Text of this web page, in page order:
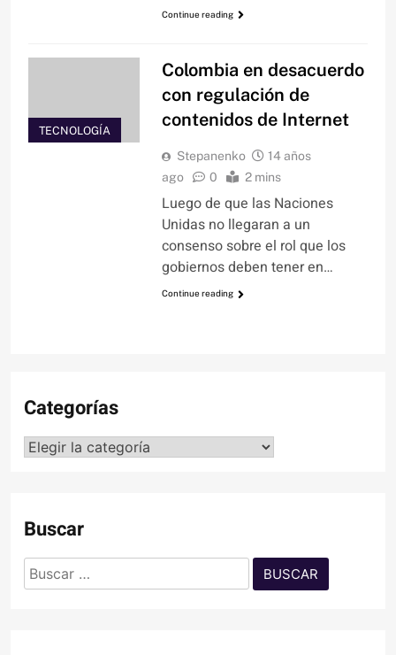
Continue reading
TECNOLOGÍA
Colombia en desacuerdo
con regulación de
contenidos de Internet
Stepanenko
14 años
ago
0 2 mins
Luego de que las Naciones
Unidas no llegaran a un
consenso sobre el rol que los
gobiernos deben tener en…
Continue reading
Categorías
Categorías
Buscar
Buscar: